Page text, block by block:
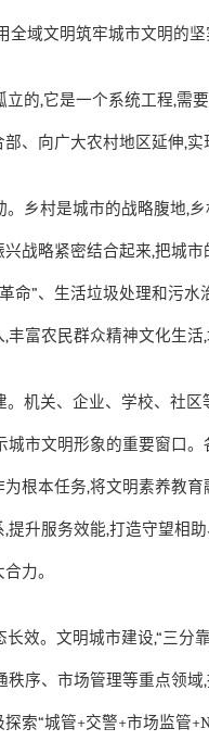
全域文明筑牢城市文明的坚
立的,它是一个系统工程,需
、向广大农村地区延伸,实
。乡村是城市的战略腹地,
战略紧密结合起来,把城市
命”、生活垃圾处理和污水
,丰富农民群众精神文化生活,
。机关、企业、学校、社
城市文明形象的重要窗口
为根本任务,将文明素养教育
,提升服务效能,打造守望相
力。
长效。文明城市建设,“三分
秩序、市场管理等重点领域,
探索“城管+交警+市场监管